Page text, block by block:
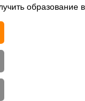
образование